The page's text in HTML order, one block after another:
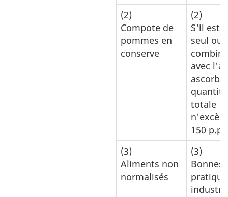
(2)
Compote de
pommes en
conserve
(2)
S'il est
seul ou
avec
quantité
totale
150
(3)
Aliments non
normalisés
(3)
Bonnes